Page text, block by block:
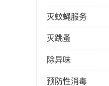
灭蚊蝇服务
灭跳蚤
除异味
预防性消毒